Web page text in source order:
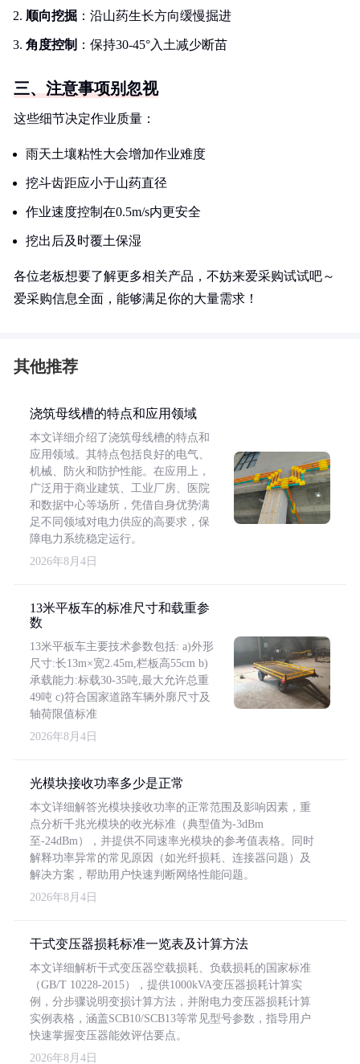
顺向挖掘 ：沿山药生长方向缓慢掘进
角度控制 ：保持30-45°入土减少断苗
三、注意事项别忽视
这些细节决定作业质量：
雨天土壤粘性大会增加作业难度
挖斗齿距应小于山药直径
作业速度控制在0.5m/s内更安全
挖出后及时覆土保湿
各位老板想要了解更多相关产品，不妨来爱采购试试吧～
爱采购信息全面，能够满足你的大量需求！
其他推荐
浇筑母线槽的特点和应用领域
本文详细介绍了浇筑母线槽的特点和
应用领域。其特点包括良好的电气、
机械、防火和防护性能。在应用上，
广泛用于商业建筑、工业厂房、医院
和数据中心等场所，凭借自身优势满
足不同领域对电力供应的高要求，保
障电力系统稳定运行。
2026年8月4日
13米平板车的标准尺寸和载重参
数
13米平板车主要技术参数包括: a)外形
尺寸:长13m×宽2.45m,栏板高55cm b)
承载能力:标载30-35吨,最大允许总重
49吨 c)符合国家道路车辆外廓尺寸及
轴荷限值标准
2026年8月4日
光模块接收功率多少是正常
本文详细解答光模块接收功率的正常范围及影响因素，重
点分析千兆光模块的收光标准（典型值为-3dBm
至-24dBm），并提供不同速率光模块的参考值表格。同时
解释功率异常的常见原因（如光纤损耗、连接器问题）及
解决方案，帮助用户快速判断网络性能问题。
2026年8月4日
干式变压器损耗标准一览表及计算方法
本文详细解析干式变压器空载损耗、负载损耗的国家标准
（GB/T 10228-2015），提供1000kVA变压器损耗计算实
例，分步骤说明变损计算方法，并附电力变压器损耗计算
实例表格，涵盖SCB10/SCB13等常见型号参数，指导用户
快速掌握变压器能效评估要点。
2026年8月4日